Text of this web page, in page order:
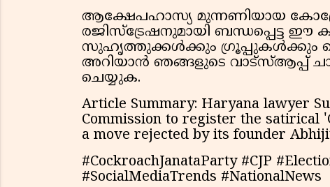
ആക്ഷേപഹാസ്യ മുന്നണിയായ
രജിസ്ട്രേഷനുമായി ബന്ധപ്പെട്ട ഈ
സുഹൃത്തുക്കൾക്കും ഗ്രൂപ്പുകൾക്കും
അറിയാൻ ഞങ്ങളുടെ വാട്സ്ആപ്പ്
ചെയ്യുക.
Article Summary: Haryana lawyer
Commission to register the satirical
a move rejected by its founder
#CockroachJanataParty #CJP
#SocialMediaTrends #NationalNews